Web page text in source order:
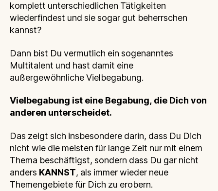
komplett unterschiedlichen Tätigkeiten
wiederfindest und sie sogar gut beherrschen
kannst?
Dann bist Du vermutlich ein sogenanntes
Multitalent und hast damit eine
außergewöhnliche Vielbegabung.
Vielbegabung ist eine Begabung, die Dich von
anderen unterscheidet.
Das zeigt sich insbesondere darin, dass Du Dich
nicht wie die meisten für lange Zeit nur mit einem
Thema beschäftigst, sondern dass Du gar nicht
anders KANNST, als immer wieder neue
Themengebiete für Dich zu erobern.